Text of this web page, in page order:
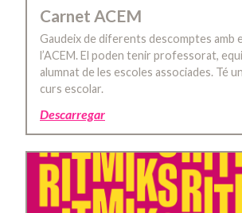
Carnet ACEM
Gaudeix de diferents descomptes amb
l’ACEM. El poden tenir professorat,
alumnat de les escoles associades. Té
curs escolar.
Descarregar